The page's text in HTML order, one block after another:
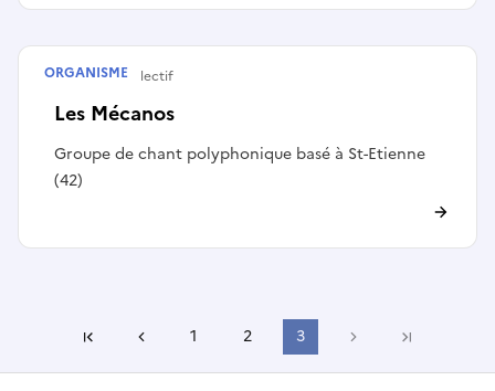
Les Mécanos
Groupe de chant polyphonique basé à St-Etienne
(42)
Artiste ou collectif
ORGANISME
Première pagePage précédente
1 2 3 Page suivante
Dernière